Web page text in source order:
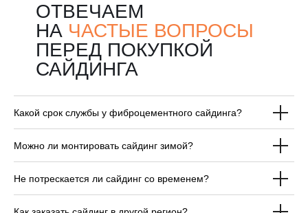
ОТВЕЧАЕМ НА
ЧАСТЫЕ ВОПРОСЫ
ПЕРЕД ПОКУПКОЙ
ОТВЕЧАЕМ
НА ЧАСТЫЕ ВОПРОСЫ
ПЕРЕД ПОКУПКОЙ
САЙДИНГА
Какой срок службы у фиброцементного сайдинга?
Можно ли монтировать сайдинг зимой?
Не потрескается ли сайдинг со временем?